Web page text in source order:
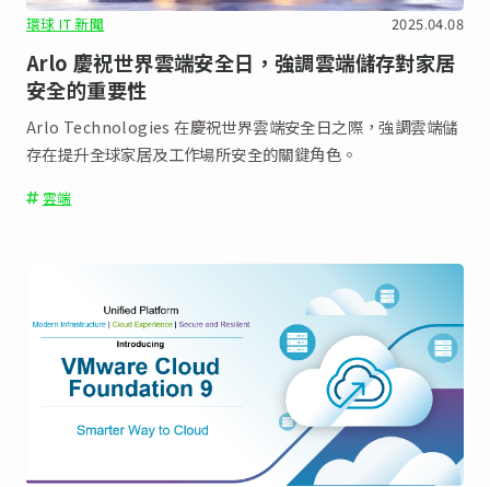
環球 IT 新聞 2025.04.08
Arlo 慶祝世界雲端安全日，強調雲端儲存對家居
安全的重要性
Arlo Technologies 在慶祝世界雲端安全日之際，強調雲端儲
存在提升全球家居及工作場所安全的關鍵角色。
雲端